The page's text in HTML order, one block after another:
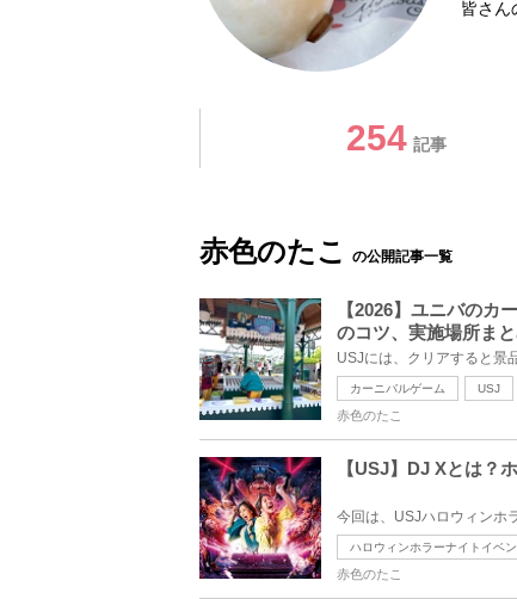
皆さん
254 記事
赤色のたこ の公開記事一覧
【2026】ユニバのカ
のコツ、実施場所ま
カーニバルゲーム USJ
赤色のたこ
【USJ】DJ Xとは？
ハロウィンホラーナイトイベン
赤色のたこ